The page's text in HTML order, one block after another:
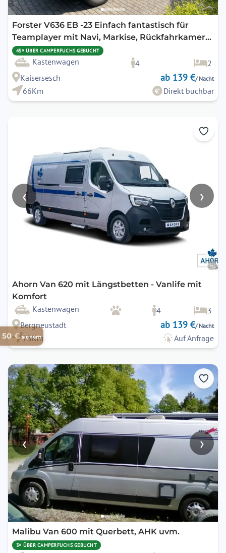
Forster V636 EB -23 Einfach fantastisch für
Teamplayer mit Navi, Markise, Rückfahrkamera,
Dieselheizung
45× ÜBER CAMPERFUCHS GEBUCHT
Kastenwagen 4
2
Kaisersesch
ab 139 €/ Nacht
66Km Direkt buchbar
‹ ›
Ahorn Van 620 mit Längstbetten - Vanlife mit
Komfort
Kastenwagen 4
3
Bergneustadt
ab 139 €/ Nacht
73Km Auf Anfrage
‹ ›
Malibu Van 600 mit Querbett, AHK uvm.
3× ÜBER CAMPERFUCHS GEBUCHT
50 €sichern